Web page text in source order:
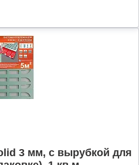
3 мм, с вырубкой для